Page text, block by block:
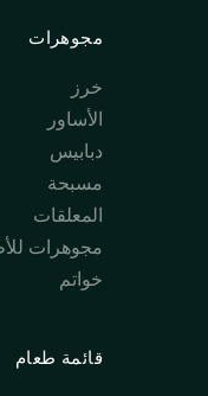
مجوهرات
خرز
الأساور
دبابيس
مسبحة
المعلقات
مجوهرات
خواتم
قائمة طعام